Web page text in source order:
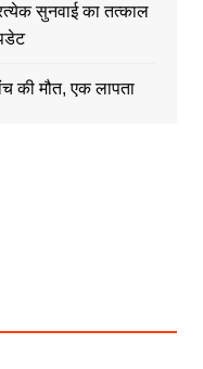
सुनवाई का तत्काल
की मौत, एक लापता